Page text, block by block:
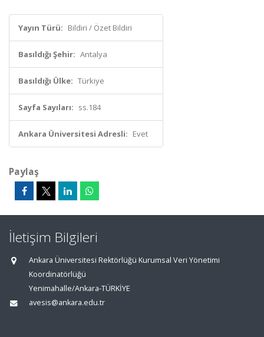
Yayın Türü: Bildiri / Özet Bildiri
Basıldığı Şehir: Antalya
Basıldığı Ülke: Türkiye
Sayfa Sayıları: ss.184
Ankara Üniversitesi Adresli: Evet
Paylaş
İletişim Bilgileri
Ankara Üniversitesi Rektörlüğü Kurumsal Veri Yönetimi
Koordinatörlüğü
Yenimahalle/Ankara-TÜRKİYE
avesis@ankara.edu.tr